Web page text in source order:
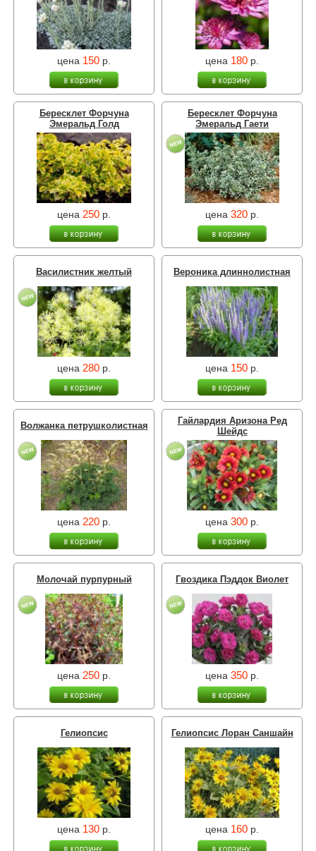
цена 150 р. цена 180 р.
Бересклет Форчуна
Эмеральд Голд
цена 250 р.
Бересклет Форчуна
Эмеральд Гаети
цена 320 р.
Василистник желтый
цена 280 р.
Вероника длиннолистная
цена 150 р.
Волжанка петрушколистная
цена 220 р.
Гайлардия Аризона Ред
Шейдс
цена 300 р.
Молочай пурпурный
цена 250 р.
Гвоздика Пэддок Виолет
цена 350 р.
Гелиопсис
цена 130 р.
Гелиопсис Лоран Саншайн
цена 160 р.